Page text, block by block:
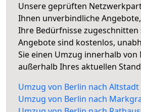
Unsere geprüften
Ihnen unverbindliche
Ihre Bedürfnisse zugeschnitten
Angebote sind kostenlos,
Sie einen Umzug innerhalb
außerhalb Ihres aktuellen
Umzug von Berlin nach Altstadt
Umzug von Berlin nach